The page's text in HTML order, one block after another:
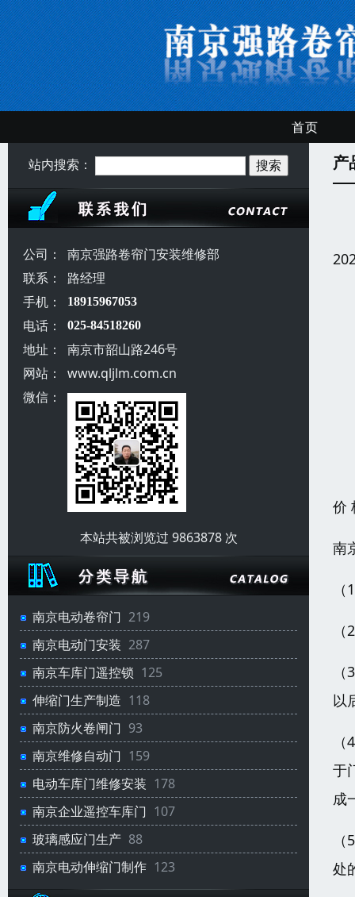
首页
站内搜索：
公司：
南京强路卷帘门安装维修部
联系：
路经理
手机：
18915967053
电话： 025-84518260
地址：
南京市韶山路246号
网站：
www.qljlm.com.cn
微信：
本站共被浏览过 9863878 次
南京电动卷帘门 219
南京电动门安装 287
南京车库门遥控锁 125
伸缩门生产制造 118
南京防火卷闸门 93
南京维修自动门 159
电动车库门维修安装 178
南京企业遥控车库门 107
玻璃感应门生产 88
南京电动伸缩门制作 123
产
价
南
以
于
成
处